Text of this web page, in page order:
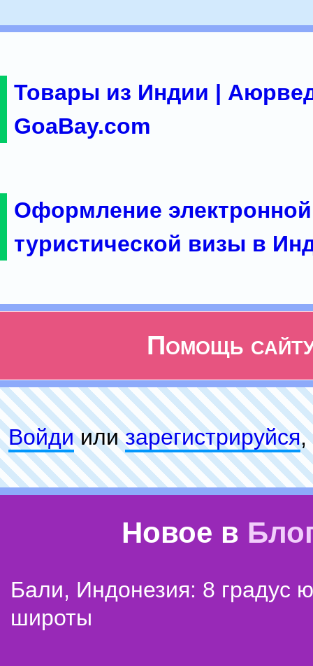
Товары из Индии |
GoaBay.com
Оформление электронной
туристической визы в
Помощь
Войдиилизарeгиcтpируйся,
Новое в
Бали, Индонезия: 8 градус
широты